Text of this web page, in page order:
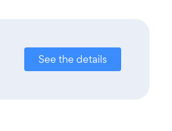
See the details